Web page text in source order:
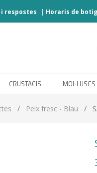
respostes | Horaris de
CRUSTACIS MOL·LUSCS
Peix fresc - Blau